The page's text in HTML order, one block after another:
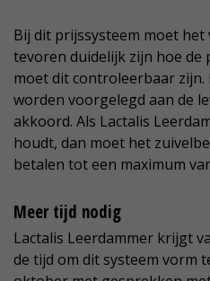
Bij dit prijssysteem moet het
tevoren duidelijk zijn hoe
moet dit controleerbaar
worden voorgelegd aan de
akkoord. Als Lactalis
houdt, dan moet het
betalen tot een maximum
Meer tijd nodig
Lactalis Leerdammer krijgt
de tijd om dit systeem vorm